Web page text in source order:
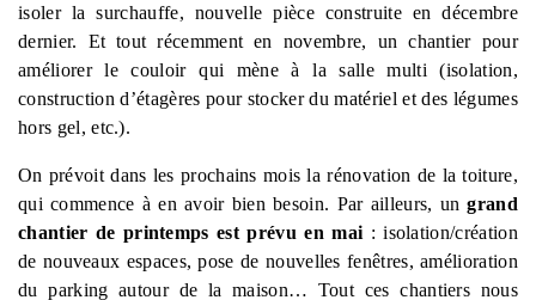
isoler la surchauffe, nouvelle pièce construite en décembre
dernier. Et tout récemment en novembre, un chantier pour
améliorer le couloir qui mène à la salle multi (isolation,
construction d’étagères pour stocker du matériel et des légumes
hors gel, etc.).
On prévoit dans les prochains mois la rénovation de la toiture,
qui commence à en avoir bien besoin. Par ailleurs, ungrand
chantier de printemps est prévu en mai : isolation/création
de nouveaux espaces, pose de nouvelles fenêtres, amélioration
du parking autour de la maison… Tout ces chantiers nous